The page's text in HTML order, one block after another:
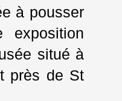
à pousser
exposition
situé à
près de St